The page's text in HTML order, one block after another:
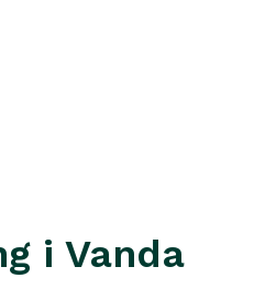
i Vanda